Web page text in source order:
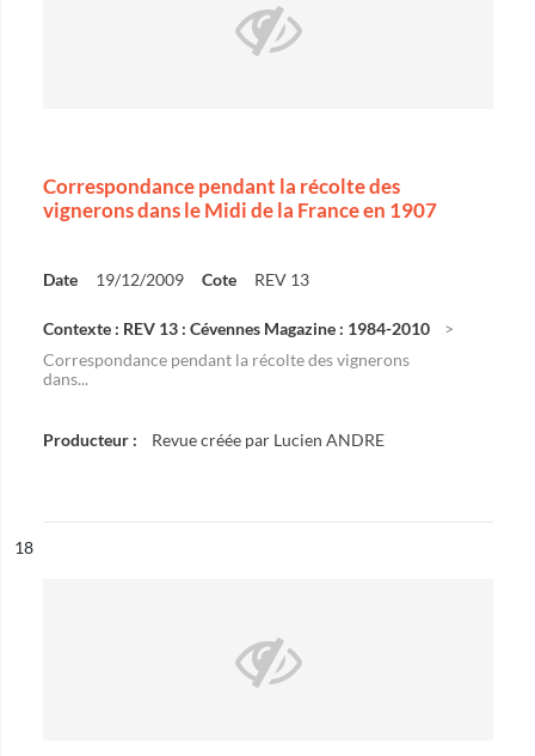
Correspondance pendant la récolte des
vignerons dans le Midi de la France en 1907
Date 19/12/2009 Cote REV 13
Contexte : REV 13 : Cévennes Magazine : 1984-2010
Correspondance pendant la récolte des vignerons
dans...
Producteur : Revue créée par Lucien ANDRE
n°
18